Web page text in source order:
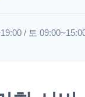
/ 토